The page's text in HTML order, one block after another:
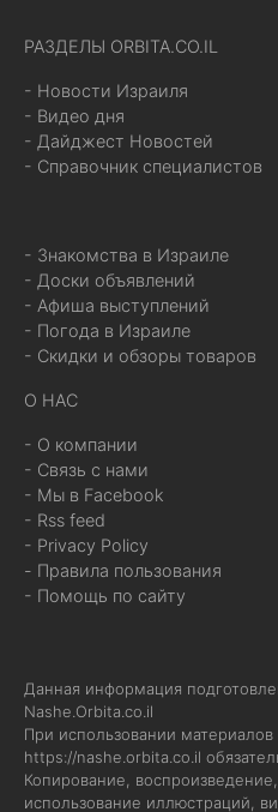
РАЗДЕЛЫ ORBITA.CO.IL
- Новости Израиля
- Видео дня
- Дайджест Новостей
- Справочник специалистов
- Знакомства в Израиле
- Доски объявлений
- Афиша выступлений
- Погода в Израиле
- Скидки и обзоры товаров
О НАС
- О компании
- Связь с нами
- Мы в Facebook
- Rss feed
- Privacy Policy
- Правила пользования
- Помощь по сайту
Данная информация
Nashe.Orbita.co.il
При использовании материалов
https://nashe.orbita.co.il
Копирование,
использование иллюстраций,